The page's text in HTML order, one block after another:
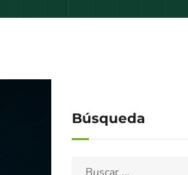
Búsqueda